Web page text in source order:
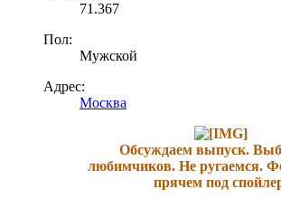
71.367
Пол:
Мужской
Адрес:
Москва
Обсуждаем выпуск.
любимчиков. Не ругаемся.
прячем под